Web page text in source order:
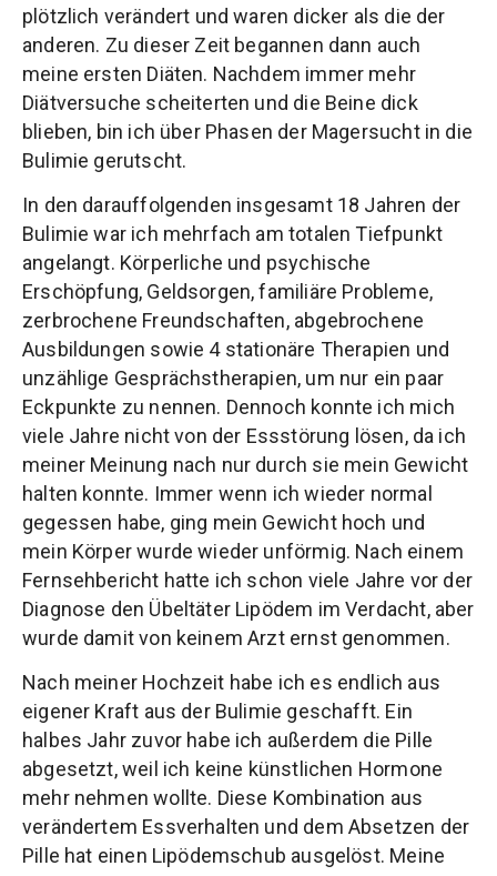
plötzlich verändert und waren dicker als die der
anderen. Zu dieser Zeit begannen dann auch
meine ersten Diäten. Nachdem immer mehr
Diätversuche scheiterten und die Beine dick
blieben, bin ich über Phasen der Magersucht in die
Bulimie gerutscht.
In den darauffolgenden insgesamt 18 Jahren der
Bulimie war ich mehrfach am totalen Tiefpunkt
angelangt. Körperliche und psychische
Erschöpfung, Geldsorgen, familiäre Probleme,
zerbrochene Freundschaften, abgebrochene
Ausbildungen sowie 4 stationäre Therapien und
unzählige Gesprächstherapien, um nur ein paar
Eckpunkte zu nennen. Dennoch konnte ich mich
viele Jahre nicht von der Essstörung lösen, da ich
meiner Meinung nach nur durch sie mein Gewicht
halten konnte. Immer wenn ich wieder normal
gegessen habe, ging mein Gewicht hoch und
mein Körper wurde wieder unförmig. Nach einem
Fernsehbericht hatte ich schon viele Jahre vor der
Diagnose den Übeltäter Lipödem im Verdacht, aber
wurde damit von keinem Arzt ernst genommen.
Nach meiner Hochzeit habe ich es endlich aus
eigener Kraft aus der Bulimie geschafft. Ein
halbes Jahr zuvor habe ich außerdem die Pille
abgesetzt, weil ich keine künstlichen Hormone
mehr nehmen wollte. Diese Kombination aus
verändertem Essverhalten und dem Absetzen der
Pille hat einen Lipödemschub ausgelöst. Meine